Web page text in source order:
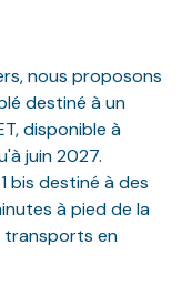
nous proposons
destiné à un
disponible à
juin 2027.
bis destiné à des
à pied de la
transports en